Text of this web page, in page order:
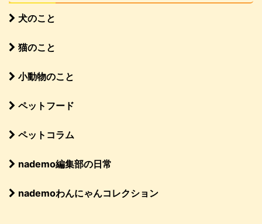
犬のこと
猫のこと
小動物のこと
ペットフード
ペットコラム
nademo編集部の日常
nademoわんにゃんコレクション